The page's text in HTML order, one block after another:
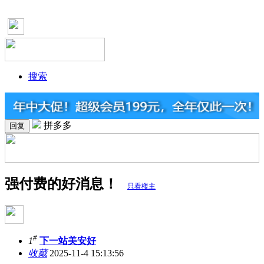
搜索
回复 拼多多
强付费的好消息！ 只看楼主
1# 下一站美安好
收藏2025-11-4 15:13:56